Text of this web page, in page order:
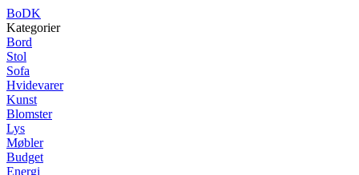
BoDK
Kategorier
Bord
Stol
Sofa
Hvidevarer
Kunst
Blomster
Lys
Møbler
Budget
Energi